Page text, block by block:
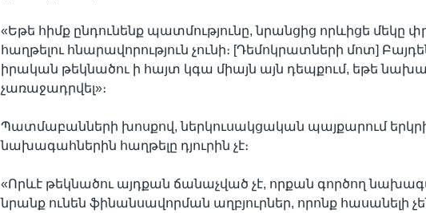
«Եթե հիմք ընդունենք պատմությունը, նրանցից որևիցե մեկը
հաղթելու հնարավորություն չունի։ [Դեմոկրատների մոտ]
իրական թեկնածու ի հայտ կգա միայն այն դեպքում, եթե
չառաջադրվել»։
Պատմաբանների խոսքով, ներկուսակցական պայքարում
նախագահներին հաղթելը դյուրին չէ։
«Որևէ թեկնածու այդքան ճանաչված չէ, որքան գործող
նրանք ունեն ֆինանսավորման աղբյուրներ, որոնք հասանելի